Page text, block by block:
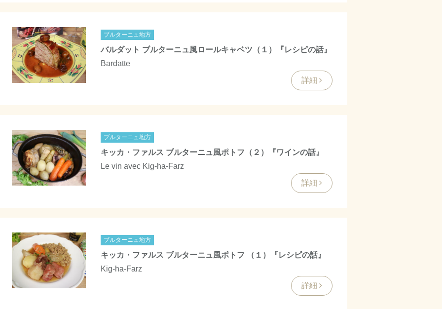
ブルターニュ地方
バルダット ブルターニュ風ロールキャベツ（１）『レシピの話』
Bardatte
詳細
ブルターニュ地方
キッカ・ファルス ブルターニュ風ポトフ（２）『ワインの話』
Le vin avec Kig-ha-Farz
詳細
ブルターニュ地方
キッカ・ファルス ブルターニュ風ポトフ （１）『レシピの話』
Kig-ha-Farz
詳細